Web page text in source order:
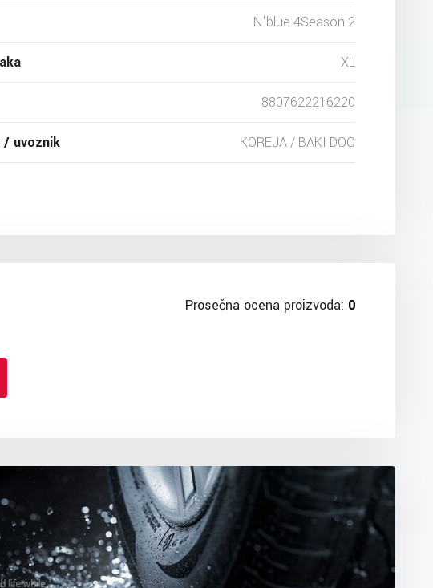
N'blue 4Season 2
XL
8807622216220
/ uvoznik KOREJA / BAKI DOO
Prosečna ocena proizvoda: 0